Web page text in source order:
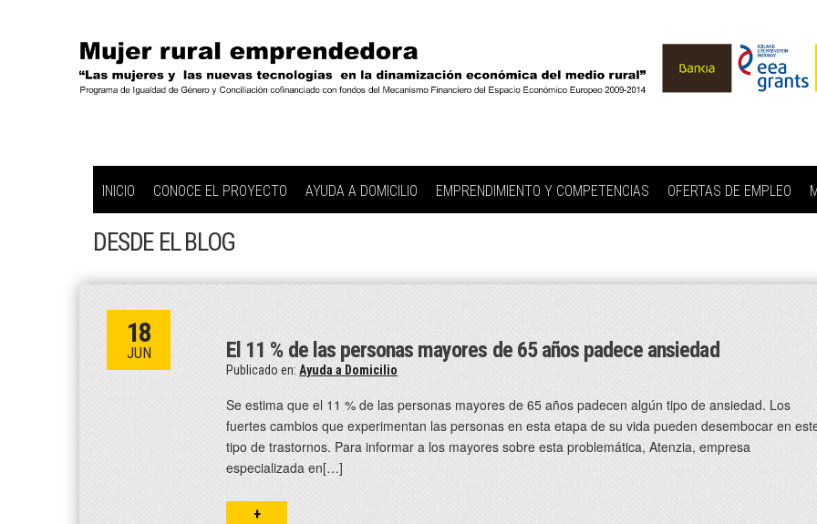
INICIO CONOCE EL PROYECTO AYUDA A DOMICILIO EMPRENDIMIENTO Y COMPETENCIAS OFERTAS DE EMPLEO
DESDE EL BLOG
18
JUN El 11 % de las personas mayores de 65 años padece ansiedad
Publicado en:Ayuda a Domicilio
Se estima que el 11 % de las personas mayores de 65 años padecen algún tipo de ansiedad. Los
fuertes cambios que experimentan las personas en esta etapa de su vida pueden desembocar en
tipo de trastornos. Para informar a los mayores sobre esta problemática, Atenzia, empresa
especializada en[…]
+